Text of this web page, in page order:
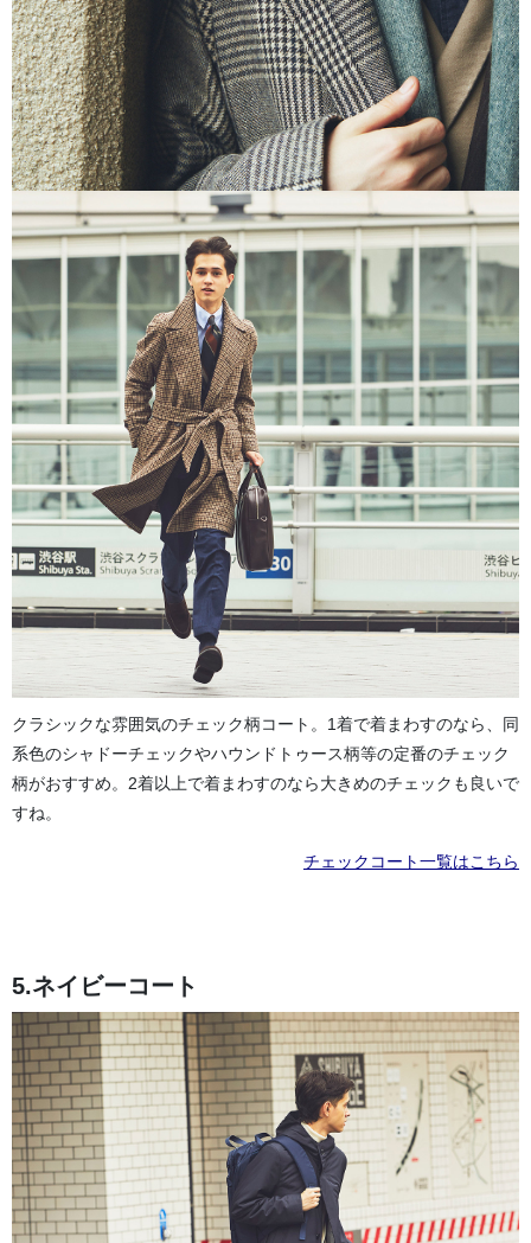
クラシックな雰囲気のチェック柄コート。1着で着まわすのなら、同
系色のシャドーチェックやハウンドトゥース柄等の定番のチェック
柄がおすすめ。2着以上で着まわすのなら大きめのチェックも良いで
すね。
チェックコート一覧はこちら
5.ネイビーコート